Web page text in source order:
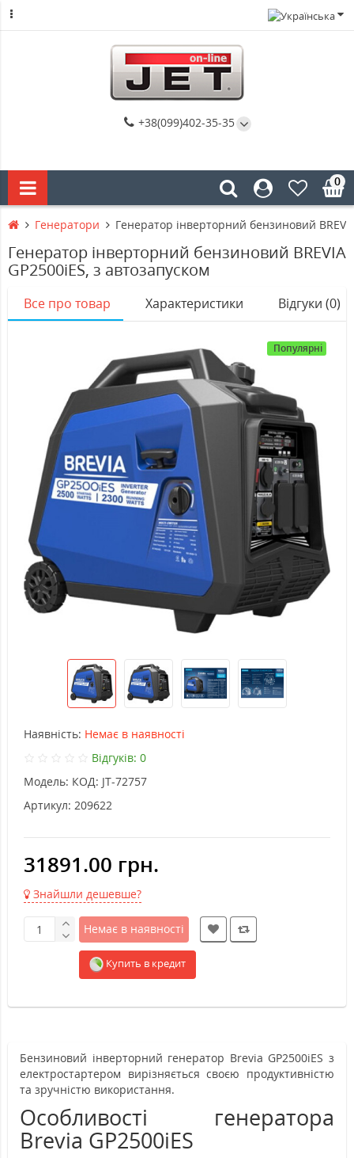
+38(099)402-35-35
0
Генератори Генератор інверторний бензиновий
Генератор інверторний бензиновий BREVIA
GP2500iES, з автозапуском
Все про товар Характеристики Відгуки (0)
Популярні
Наявність: Немає в наявності
Відгуків: 0
Модель: КОД: JT-72757
Артикул: 209622
31891.00 грн.
Знайшли дешевше?
Немає в наявності
Купить в кредит
Бензиновий інверторний генератор Brevia GP2500iES з
електростартером вирізняється своєю продуктивністю
та зручністю використання.
Особливості генератора
Brevia GP2500iES